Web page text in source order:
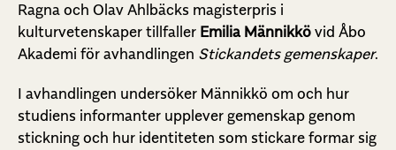
Ragna och Olav Ahlbäcks magisterpris i
kulturvetenskaper tillfaller Emilia Männikkö vid Åbo
Akademi för avhandlingen Stickandets gemenskaper.
I avhandlingen undersöker Männikkö om och hur
studiens informanter upplever gemenskap genom
stickning och hur identiteten som stickare formar sig